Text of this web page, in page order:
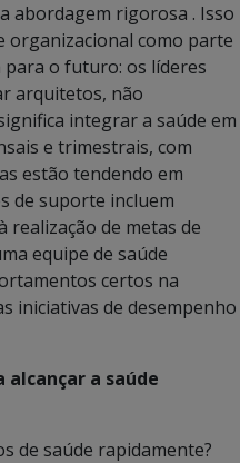
abordagem rigorosa . Isso
organizacional como parte
o futuro: os líderes
arquitetos, não
integrar a saúde em
e trimestrais, com
estão tendendo em
de suporte incluem
realização de metas de
equipe de saúde
certos na
iniciativas de desempenho
a saúde
de saúde rapidamente?